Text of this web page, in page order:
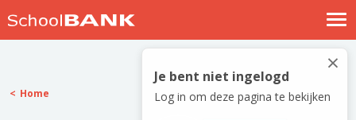
Nostalgische verhalen
Log in
Meld je gratis aan
×
Je bent niet ingelogd
Log in om deze pagina te bekijken
Home